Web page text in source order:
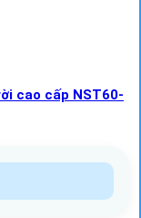
cao cấp NST60-